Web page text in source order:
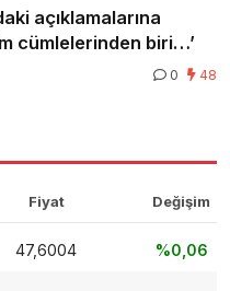
açıklamalarına
cümlelerinden biri…’
0 48
Fiyat Değişim
47,6004 %0,06